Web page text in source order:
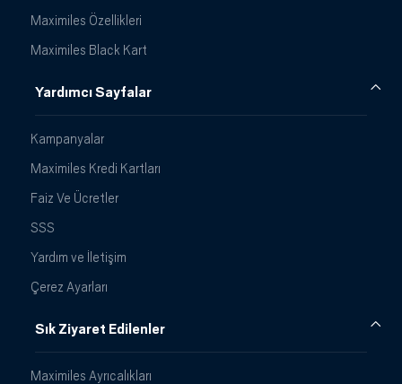
Maximiles Özellikleri
Maximiles Black Kart
Yardımcı Sayfalar
Kampanyalar
Maximiles Kredi Kartları
Faiz Ve Ücretler
SSS
Yardım ve İletişim
Çerez Ayarları
Sık Ziyaret Edilenler
Maximiles Ayrıcalıkları